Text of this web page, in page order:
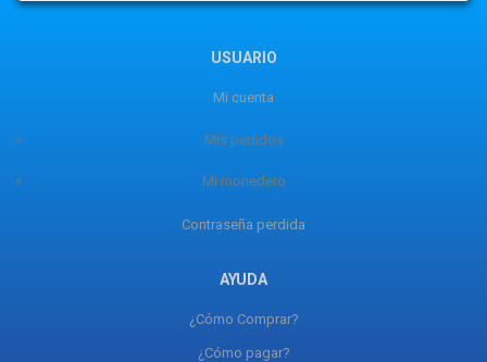
USUARIO
Mi cuenta
Mis pedidos
Mi monedero
Contraseña perdida
AYUDA
¿Cómo Comprar?
¿Cómo pagar?